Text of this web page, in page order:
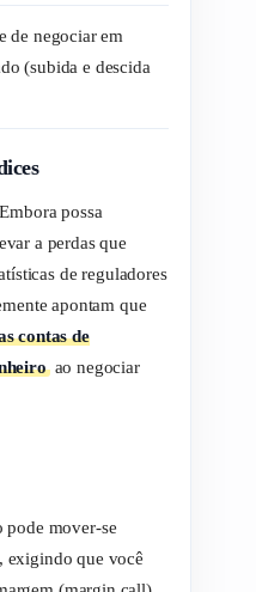
de negociar em
(subida e descida
possa
a perdas que
de reguladores
apontam que
contas de
ao negociar
pode mover-se
exigindo que você